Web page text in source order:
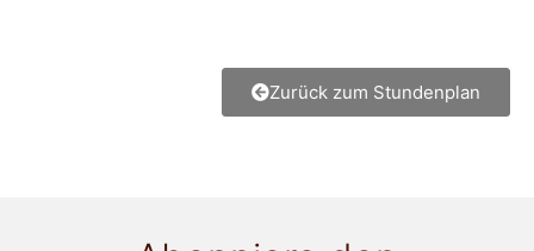
Zurück zum Stundenplan